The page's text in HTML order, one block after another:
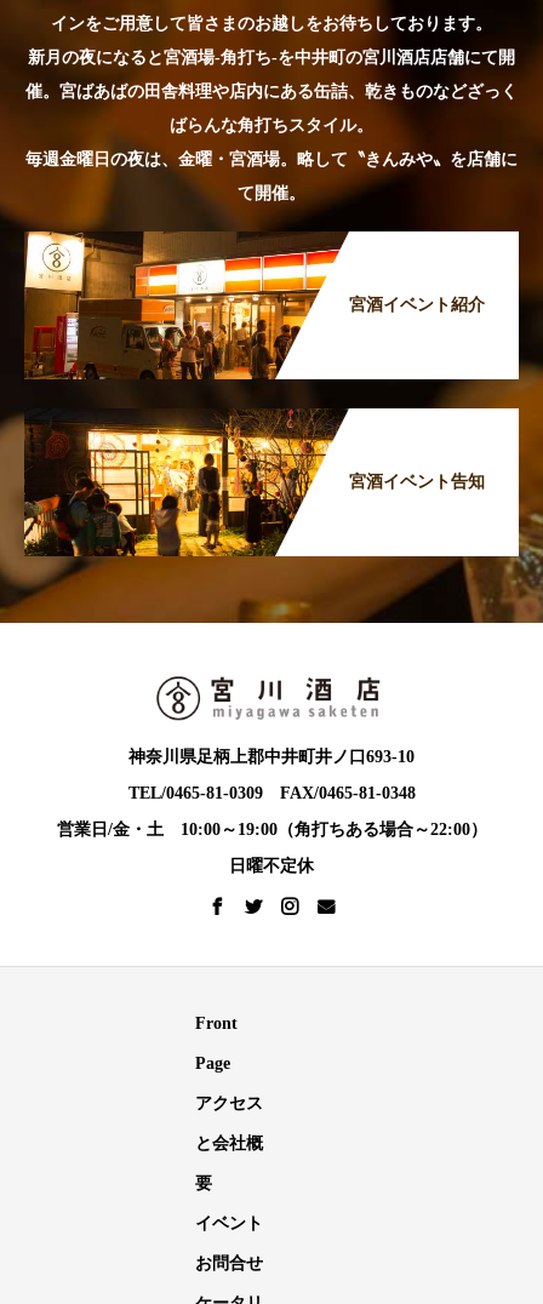
インをご用意して皆さまのお越しをお待ちしております。
新月の夜になると宮酒場-角打ち-を中井町の宮川酒店店舗にて開
催。宮ばあばの田舎料理や店内にある缶詰、乾きものなどざっく
ばらんな角打ちスタイル。
毎週金曜日の夜は、金曜・宮酒場。略して〝きんみや〟を店舗に
て開催。
宮酒イベント紹介
宮酒イベント告知
神奈川県足柄上郡中井町井ノ口693-10
TEL/0465-81-0309 FAX/0465-81-0348
営業日/金・土 10:00～19:00（角打ちある場合～22:00）
日曜不定休
Front
Page
アクセス
と会社概
要
イベント
お問合せ